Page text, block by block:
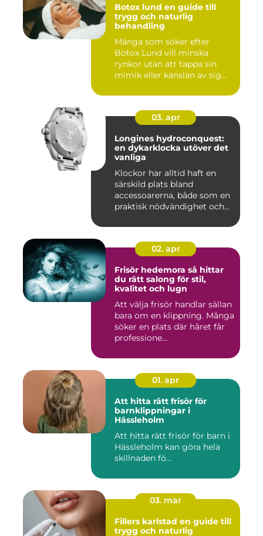
Botox lund en guide till
trygg och naturlig
behandling
Många som söker efter
Botox Lund vill minska
rynkor utan att tappa sin
mimik eller känslan av sig
03. apr
Longines hydroconquest:
en dykarklocka utöver det
vanliga
Klockor har alltid haft en
särskild plats bland
accessoarerna, både som en
praktisk nödvändighet och...
02. apr
Frisör hedemora så hittar
du rätt salong för stil,
kvalitet och lugn
Att välja frisör handlar sällan
bara om en klippning. Många
söker en plats där håret får
professione...
01. apr
Att hitta rätt frisör för
barnklippningar i
Hässleholm
Att hitta rätt frisör för barn i
Hässleholm kan göra hela
skillnaden fö...
03. mar
Fillers karlstad en guide till
trygg och naturlig